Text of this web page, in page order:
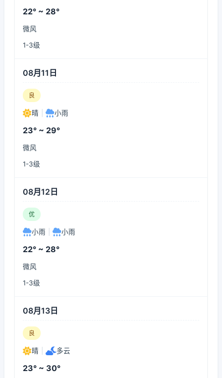
22° ~ 28°
微风
1-3级
08月11日
良
晴 小雨
23° ~ 29°
微风
1-3级
08月12日
优
小雨 小雨
22° ~ 28°
微风
1-3级
08月13日
良
晴 多云
23° ~ 30°